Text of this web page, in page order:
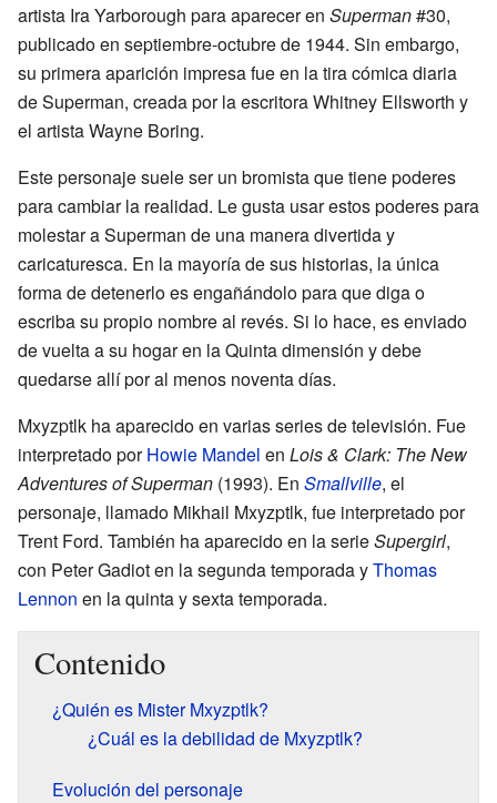
artista Ira Yarborough para aparecer en Superman#30,
publicado en septiembre-octubre de 1944. Sin embargo,
su primera aparición impresa fue en la tira cómica diaria
de Superman, creada por la escritora Whitney Ellsworth y
el artista Wayne Boring.
Este personaje suele ser un bromista que tiene poderes
para cambiar la realidad. Le gusta usar estos poderes para
molestar a Superman de una manera divertida y
caricaturesca. En la mayoría de sus historias, la única
forma de detenerlo es engañándolo para que diga o
escriba su propio nombre al revés. Si lo hace, es enviado
de vuelta a su hogar en la Quinta dimensión y debe
quedarse allí por al menos noventa días.
Mxyzptlk ha aparecido en varias series de televisión. Fue
interpretado porHowie Mandel en Lois & Clark: The New
Adventures of Superman (1993). En Smallville, el
personaje, llamado Mikhail Mxyzptlk, fue interpretado por
Trent Ford. También ha aparecido en la serieSupergirl,
con Peter Gadiot en la segunda temporada yThomas
Lennon en la quinta y sexta temporada.
Contenido
¿Quién es Mister Mxyzptlk?
¿Cuál es la debilidad de Mxyzptlk?
Evolución del personaje